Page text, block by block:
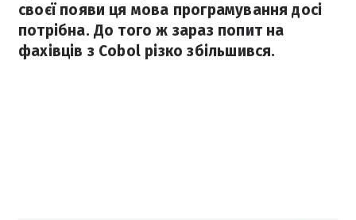
своєї появи ця мова програмування досі
потрібна. До того ж зараз попит на
фахівців з Cobol різко збільшився.